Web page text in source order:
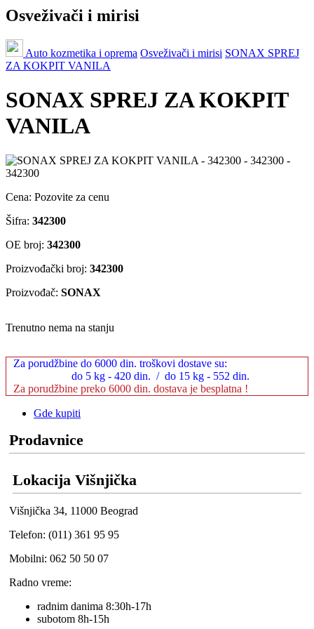
Osveživači i mirisi
Auto kozmetika i oprema Osveživači i mirisi SONAX SPREJ
ZA KOKPIT VANILA
SONAX SPREJ ZA KOKPIT
VANILA
Cena: Pozovite za cenu
Šifra: 342300
OE broj: 342300
Proizvođački broj: 342300
Proizvođač: SONAX
Trenutno nema na stanju
Za porudžbine do 6000 din. troškovi dostave su:
do 5 kg - 420 din. / do 15 kg - 552 din.
Za porudžbine preko 6000 din. dostava je besplatna !
Gde kupiti
Prodavnice
Lokacija Višnjička
Višnjička 34, 11000 Beograd
Telefon: (011) 361 95 95
Mobilni: 062 50 50 07
Radno vreme:
radnim danima 8:30h-17h
subotom 8h-15h